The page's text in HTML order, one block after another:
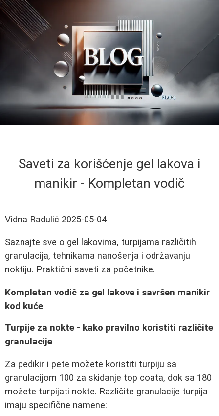
Saveti za korišćenje gel lakova i
manikir - Kompletan vodič
Vidna Radulić 2025-05-04
Saznajte sve o gel lakovima, turpijama različitih
granulacija, tehnikama nanošenja i održavanju
noktiju. Praktični saveti za početnike.
Kompletan vodič za gel lakove i savršen manikir
kod kuće
Turpije za nokte - kako pravilno koristiti različite
granulacije
Za pedikir i pete možete koristiti turpiju sa
granulacijom 100 za skidanje top coata, dok sa 180
možete turpijati nokte. Različite granulacije turpija
imaju specifične namene: